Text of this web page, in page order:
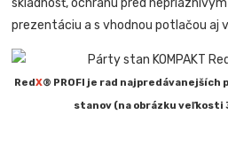
prezentáciu a s vhodnou potlačou aj
RedX® PROFI je rad
stanov (na obrázku veľkosti